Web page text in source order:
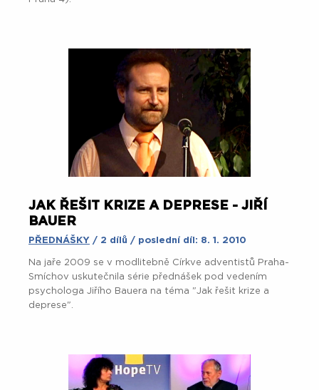
JAK ŘEŠIT KRIZE A DEPRESE - JIŘÍ
BAUER
PŘEDNÁŠKY / 2 dílů / poslední díl: 8. 1. 2010
Na jaře 2009 se v modlitebně Církve adventistů Praha-
Smíchov uskutečnila série přednášek pod vedením
psychologa Jiřího Bauera na téma "Jak řešit krize a
deprese".